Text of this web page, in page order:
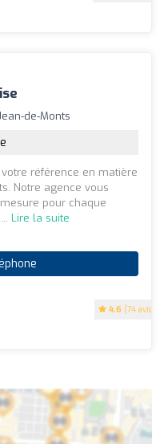
4.6 (74 avis)
de-Monts
votre référence en matière
Notre agence vous
pour chaque
Lire la suite